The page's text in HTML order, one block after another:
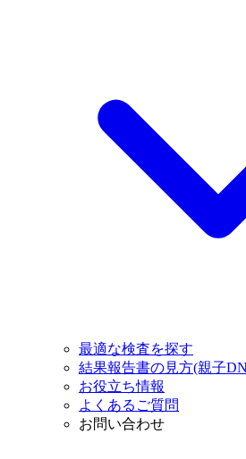
最適な検査を探す
結果報告書の見方(親子
お役立ち情報
よくあるご質問
お問い合わせ